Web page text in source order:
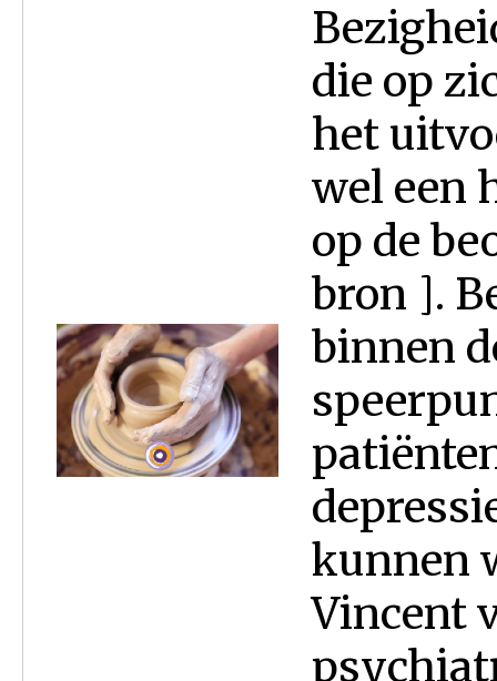
die op
het
wel een
op de
bron ].
binnen
kunnen
Vincent